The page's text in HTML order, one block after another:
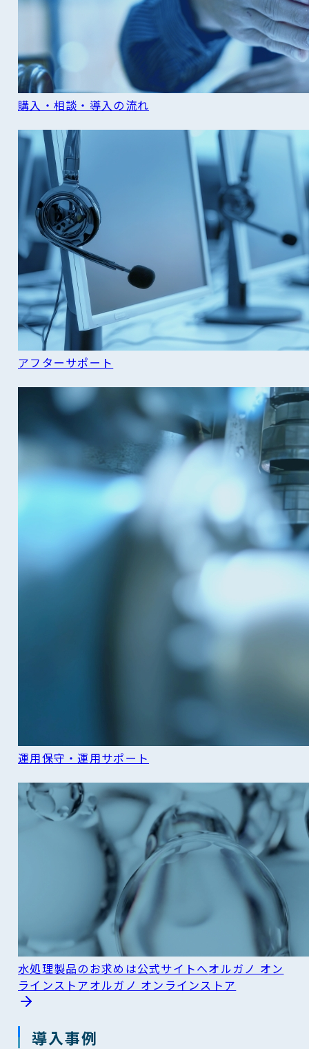
購入・相談・導入の流れ
アフターサポート
運用保守・運用サポート
水処理製品のお求めは公式サイトへオルガノ オン
ラインストアオルガノ オンラインストア
導入事例